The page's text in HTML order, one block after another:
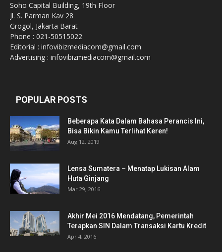
Soho Capital Building, 19th Floor
Jl. S. Parman Kav 28
Grogol, Jakarta Barat
Phone : 021-50515022
Editorial : infovibizmediacom@gmail.com
Advertising : infovibizmediacom@gmail.com
POPULAR POSTS
Beberapa Kata Dalam Bahasa Perancis Ini,
Bisa Bikin Kamu Terlihat Keren!
Aug 12, 2019
Lensa Sumatera – Menatap Lukisan Alam
Huta Ginjang
Mar 29, 2016
Akhir Mei 2016 Mendatang, Pemerintah
Terapkan SIN Dalam Transaksi Kartu Kredit
Apr 4, 2016